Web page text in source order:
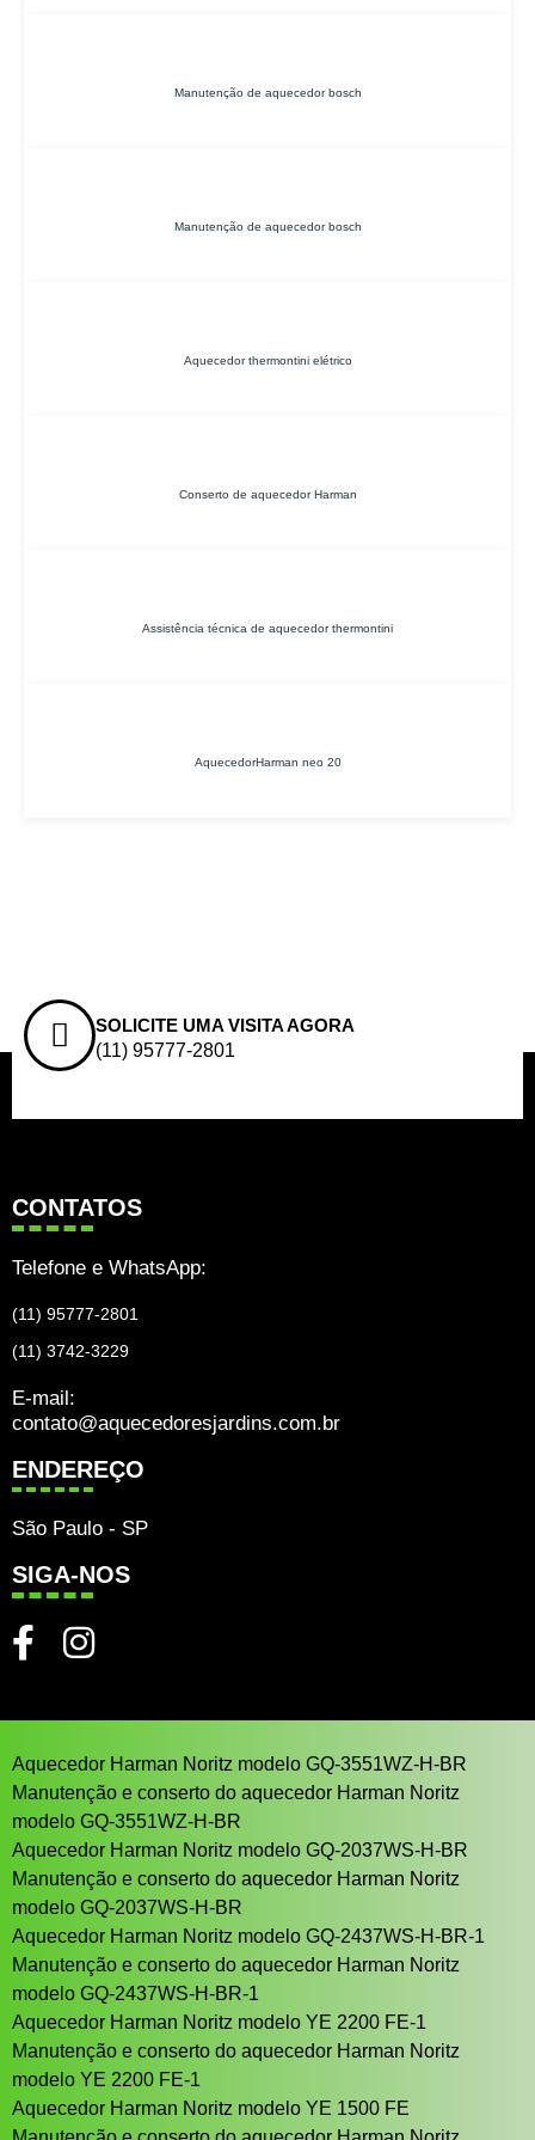
Manutenção de aquecedor bosch
Manutenção de aquecedor bosch
Aquecedor thermontini elétrico
Conserto de aquecedor Harman
Assistência técnica de aquecedor thermontini
AquecedorHarman neo 20
SOLICITE UMA VISITA AGORA
(11) 95777-2801
CONTATOS
Telefone e WhatsApp:
(11) 95777-2801
(11) 3742-3229
E-mail:
contato@aquecedoresjardins.com.br
ENDEREÇO
São Paulo - SP
SIGA-NOS
Aquecedor Harman Noritz modelo GQ-3551WZ-H-BR
Manutenção e conserto do aquecedor Harman Noritz
modelo GQ-3551WZ-H-BR
Aquecedor Harman Noritz modelo GQ-2037WS-H-BR
Manutenção e conserto do aquecedor Harman Noritz
modelo GQ-2037WS-H-BR
Aquecedor Harman Noritz modelo GQ-2437WS-H-BR-1
Manutenção e conserto do aquecedor Harman Noritz
modelo GQ-2437WS-H-BR-1
Aquecedor Harman Noritz modelo YE 2200 FE-1
Manutenção e conserto do aquecedor Harman Noritz
modelo YE 2200 FE-1
Aquecedor Harman Noritz modelo YE 1500 FE